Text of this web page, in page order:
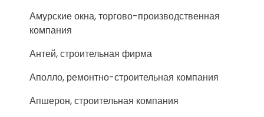
Амурские окна, торгово-производственная
компания
Антей, строительная фирма
Аполло, ремонтно-строительная компания
Апшерон, строительная компания